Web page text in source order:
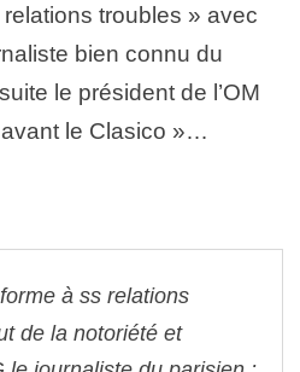
troubles » avec
bien connu du
le président de l’OM
le Clasico »…
à ss relations
de la notoriété et